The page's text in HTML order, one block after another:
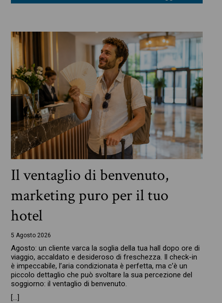
Il ventaglio di benvenuto,
marketing puro per il tuo
hotel
5 Agosto 2026
Agosto: un cliente varca la soglia della tua hall dopo ore di
viaggio, accaldato e desideroso di freschezza. Il check-in
è impeccabile, l’aria condizionata è perfetta, ma c’è un
piccolo dettaglio che può svoltare la sua percezione del
soggiorno: il ventaglio di benvenuto.
[…]